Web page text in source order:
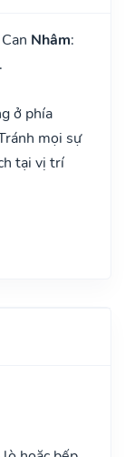
Nhâm:
ở phía
mọi sự
tại vị trí